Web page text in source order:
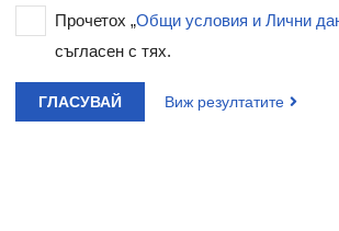
Прочетох „Общи условия и Лични
съгласен с тях.
ГЛАСУВАЙ Виж резултатите